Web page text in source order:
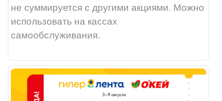
не суммируется с другими акциями. Можно
использовать на кассах
самообслуживания.